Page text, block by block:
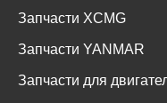
Запчасти XCMG
Запчасти YANMAR
Запчасти для